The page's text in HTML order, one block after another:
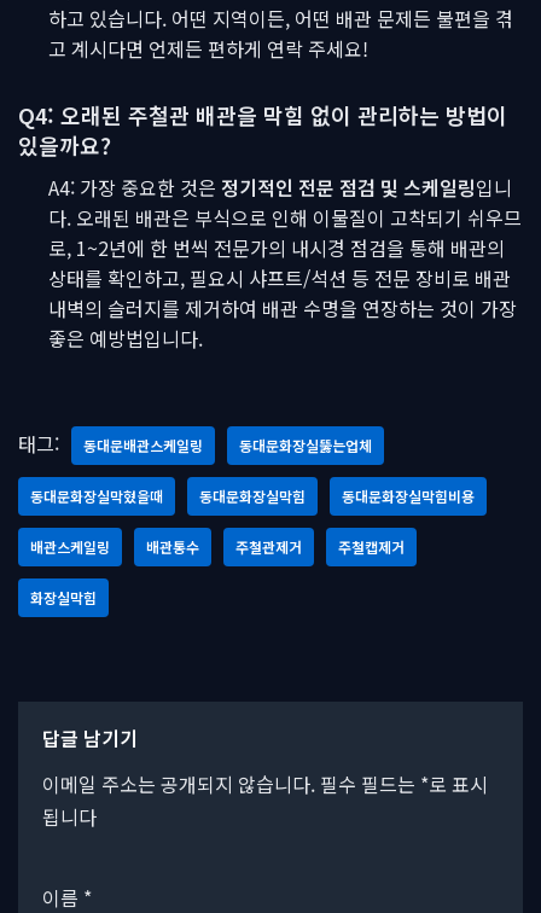
하고 있습니다. 어떤 지역이든, 어떤 배관 문제든 불편을 겪
고 계시다면 언제든 편하게 연락 주세요!
Q4: 오래된 주철관 배관을 막힘 없이 관리하는 방법이
있을까요?
A4: 가장 중요한 것은 정기적인 전문 점검 및 스케일링입니
다. 오래된 배관은 부식으로 인해 이물질이 고착되기 쉬우므
로, 1~2년에 한 번씩 전문가의 내시경 점검을 통해 배관의
상태를 확인하고, 필요시 샤프트/석션 등 전문 장비로 배관
내벽의 슬러지를 제거하여 배관 수명을 연장하는 것이 가장
좋은 예방법입니다.
태그: 동대문배관스케일링 동대문화장실뚫는업체
동대문화장실막혔을때 동대문화장실막힘 동대문화장실막힘비용
배관스케일링 배관통수 주철관제거 주철캡제거
화장실막힘
답글 남기기
이메일 주소는 공개되지 않습니다. 필수 필드는 *로 표시
됩니다
이름 *